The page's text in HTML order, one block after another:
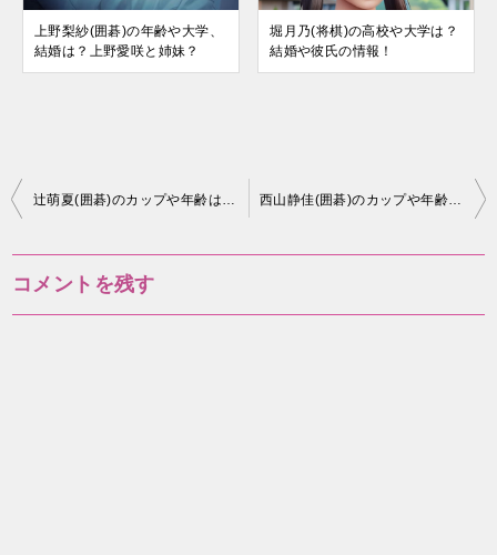
上野梨紗(囲碁)の年齢や大学、
結婚は？上野愛咲と姉妹？
堀月乃(将棋)の高校や大学は？
結婚や彼氏の情報！
投
辻萌夏(囲碁)のカップや年齢は？大学はどこ？ 西山静佳(囲碁)のカップや年齢、結婚は？妹も将棋で女流棋士？
コメントを残す